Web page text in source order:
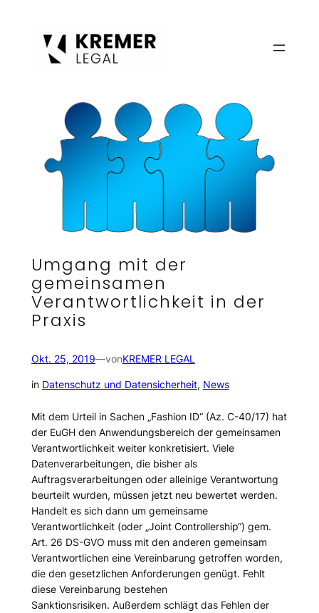
Umgang mit der
gemeinsamen
Verantwortlichkeit in der
Praxis
Okt. 25, 2019—vonKREMER LEGAL
in Datenschutz und Datensicherheit, News
Mit dem Urteil in Sachen „Fashion ID“ (Az. C-40/17) hat
der EuGH den Anwendungsbereich der gemeinsamen
Verantwortlichkeit weiter konkretisiert. Viele
Datenverarbeitungen, die bisher als
Auftragsverarbeitungen oder alleinige Verantwortung
beurteilt wurden, müssen jetzt neu bewertet werden.
Handelt es sich dann um gemeinsame
Verantwortlichkeit (oder „Joint Controllership“) gem.
Art. 26 DS-GVO muss mit den anderen gemeinsam
Verantwortlichen eine Vereinbarung getroffen worden,
die den gesetzlichen Anforderungen genügt. Fehlt
diese Vereinbarung bestehen
Sanktionsrisiken. Außerdem schlägt das Fehlen der